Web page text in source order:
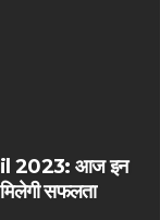
2023: आज इन
मिलेगी सफलता